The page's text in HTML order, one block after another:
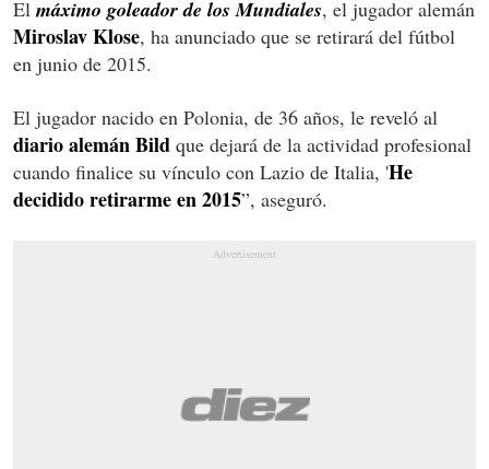
El máximo goleador de los Mundiales, el jugador alemán
Miroslav Klose, ha anunciado que se retirará del fútbol
en junio de 2015.
El jugador nacido en Polonia, de 36 años, le reveló al
diario alemán Bild que dejará de la actividad profesional
cuando finalice su vínculo con Lazio de Italia, 'He
decidido retirarme en 2015”, aseguró.